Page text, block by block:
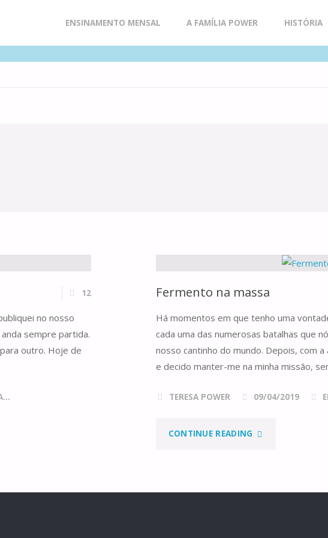
to
ENSINAMENTO MENSAL A FAMÍLIA POWER HISTÓRIA
12
no nosso
sempre partida.
outro. Hoje de
Fermento na massa
Há momentos em que tenho uma
cada uma das numerosas batalhas que
nosso cantinho do mundo. Depois, com
e decido manter-me na minha missão,
TERESA POWER 09/04/2019
CONTINUE READING "FERMENTO